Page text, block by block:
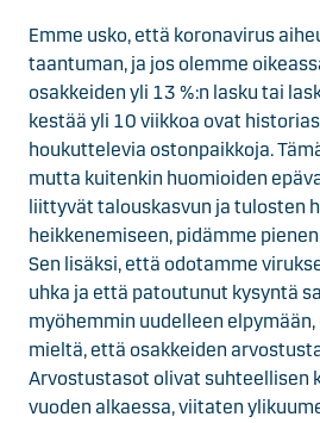
Emme usko, että koronavirus
taantuman, ja jos olemme
osakkeiden yli 13 %:n lasku tai
kestää yli 10 viikkoa ovat
houkuttelevia ostonpaikkoja.
mutta kuitenkin huomioiden
liittyvät talouskasvun ja tulosten
heikkenemiseen, pidämme
Sen lisäksi, että odotamme
uhka ja että patoutunut kysyntä
myöhemmin uudelleen
mieltä, että osakkeiden
Arvostustasot olivat suhteellisen
vuoden alkaessa, viitaten